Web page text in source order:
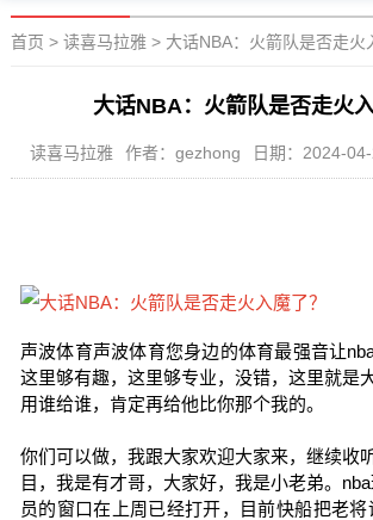
首页 > 读喜马拉雅> 大话NBA：火箭队是否走火
大话NBA：火箭队是否走火入
读喜马拉雅 作者：gezhong 日期：2024-
声波体育声波体育您身边的体育最强音让
这里够有趣，这里够专业，没错，这里就是
用谁给谁，肯定再给他比你那个我的。
你们可以做，我跟大家欢迎大家来，继续收
目，我是有才哥，大家好，我是小老弟。
员的窗口在上周已经打开，目前快船把老